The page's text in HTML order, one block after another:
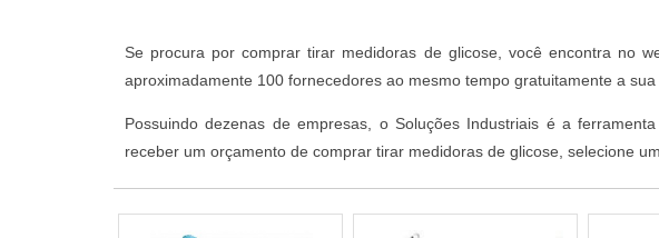
Se procura por comprar tirar medidoras de glicose, você encontra no
aproximadamente 100 fornecedores ao mesmo tempo gratuitamente a sua
Possuindo dezenas de empresas, o Soluções Industriais é a
receber um orçamento de comprar tirar medidoras de glicose, selecione